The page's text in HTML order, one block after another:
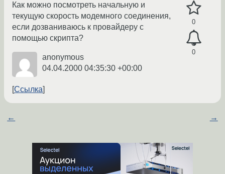
0
0
Как можно посмотреть начальную и
текущую скорость модемного соединения,
если дозваниваюсь к провайдеру с
помощью скрипта?
anonymous
04.04.2000 04:35:30 +00:00
Ссылка
← →